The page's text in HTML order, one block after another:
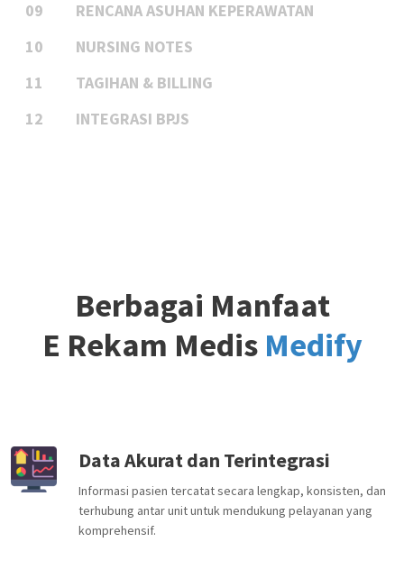
09
RENCANA ASUHAN KEPERAWATAN
10
NURSING NOTES
11
TAGIHAN & BILLING
12
INTEGRASI BPJS
Berbagai Manfaat
E Rekam Medis Medify
Data Akurat dan Terintegrasi
Informasi pasien tercatat secara lengkap, konsisten, dan
terhubung antar unit untuk mendukung pelayanan yang
komprehensif.